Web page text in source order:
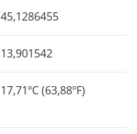
45,1286455
13,901542
17,71ºC (63,88ºF)